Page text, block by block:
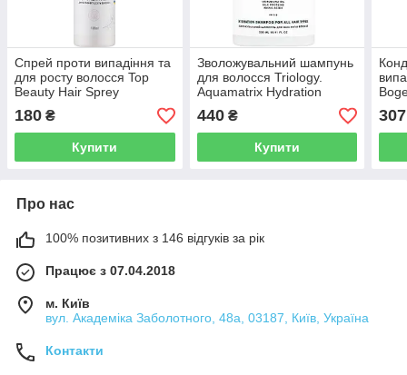
Спрей проти випадіння та
для росту волосся Top
Beauty Hair Sprey
180 ₴
Купити
Зволожувальний шампунь
для волосся Triology.
Aquamatrix Hydration
Shampoo For All Hair
Types
440₴
Купити
307
Про нас
100% позитивних з 146 відгуків за рік
Працює з 07.04.2018
м. Київ
вул. Академіка Заболотного, 48а, 03187, Київ, Україна
Контакти